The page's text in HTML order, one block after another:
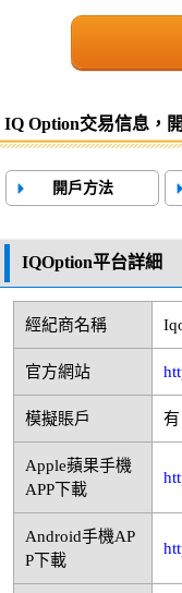
IQ Option交易信息，
開戶方法
IQOption平台詳細
經紀商名稱
官方網站
模擬賬戶
Apple蘋果手機
APP下載
Android手機AP
P下載